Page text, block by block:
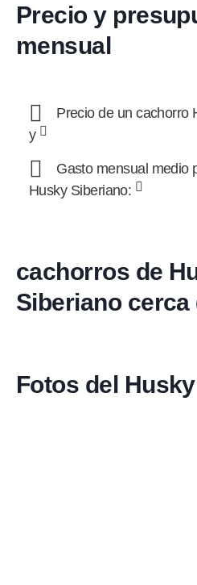
Precio y
mensual
Precio de un cachorro
y
Gasto mensual medio
Husky Siberiano:
cachorros de
Siberiano cerca
Fotos del